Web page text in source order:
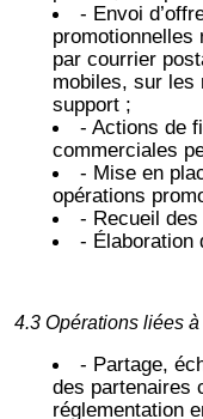
- Envoi
par courrier
mobiles, sur les
support ;
- Actions de
commerciales
- Mise en
opérations
- Recueil
- Élaboration
4.3 Opérations liées
- Partage,
des partenaires
réglementation